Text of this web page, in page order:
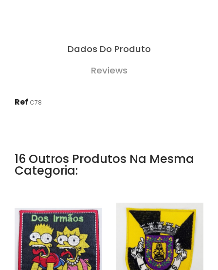
Dados Do Produto
Reviews
Ref C78
16 Outros Produtos Na Mesma
Categoria: